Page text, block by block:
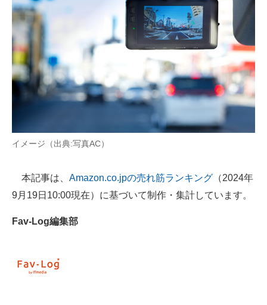
進化するPCとデバイスの未来
好きが集まる 比べて選べる
ビジネスと働き方のヒント
AI活用のいまが分かる
企業ITのトレンドを詳説
経営リーダーのコミュニティ
ITエンジニア向け専門サイト
製造業のIT導入・活用を支援
イメージ（出典:写真AC）
本記事は、 Amazon.co.jpの売れ筋ランキング （2024年
9月19日10:00現在）に基づいて制作・集計しています。
Fav-Log編集部